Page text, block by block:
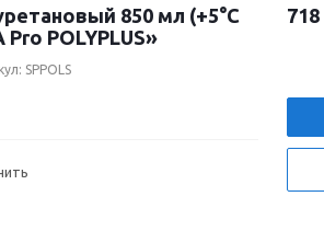
850 мл (+5°C
POLYPLUS»
SPPOLS
718